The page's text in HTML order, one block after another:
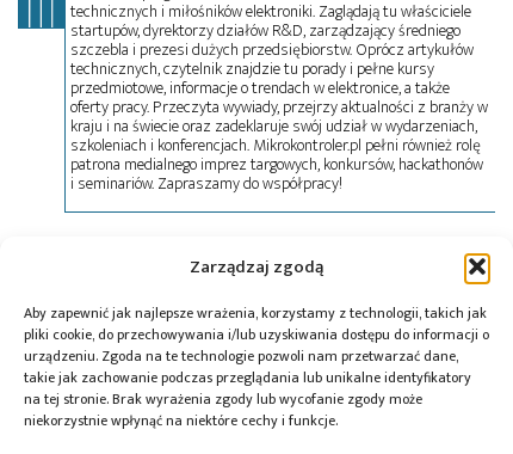
Zarządzaj zgodą
Aby zapewnić jak najlepsze wrażenia, korzystamy z technologii, takich jak
pliki cookie, do przechowywania i/lub uzyskiwania dostępu do informacji o
urządzeniu. Zgoda na te technologie pozwoli nam przetwarzać dane,
takie jak zachowanie podczas przeglądania lub unikalne identyfikatory
na tej stronie. Brak wyrażenia zgody lub wycofanie zgody może
niekorzystnie wpłynąć na niektóre cechy i funkcje.
technicznych i miłośników elektroniki. Zaglądają tu właściciele
startupów, dyrektorzy działów R&D, zarządzający średniego
szczebla i prezesi dużych przedsiębiorstw. Oprócz artykułów
technicznych, czytelnik znajdzie tu porady i pełne kursy
przedmiotowe, informacje o trendach w elektronice, a także
oferty pracy. Przeczyta wywiady, przejrzy aktualności z branży w
kraju i na świecie oraz zadeklaruje swój udział w wydarzeniach,
szkoleniach i konferencjach. Mikrokontroler.pl pełni również rolę
patrona medialnego imprez targowych, konkursów, hackathonów
i seminariów. Zapraszamy do współpracy!
,moc obliczeniowa
Sztuczna inteligencja
Przeczytaj również: